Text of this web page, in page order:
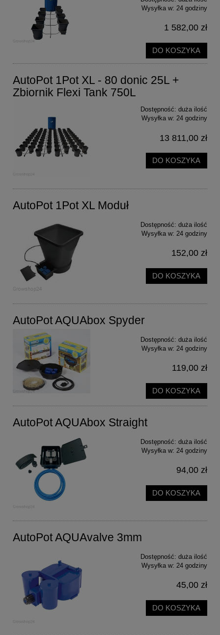
Wysyłka w: 24 godziny
1 582,00 zł
DO KOSZYKA
AutoPot 1Pot XL - 80 donic 25L +
Zbiornik Flexi Tank 750L
Dostępność: duża ilość
Wysyłka w: 24 godziny
13 811,00 zł
DO KOSZYKA
AutoPot 1Pot XL Moduł
Dostępność: duża ilość
Wysyłka w: 24 godziny
152,00 zł
DO KOSZYKA
AutoPot AQUAbox Spyder
Dostępność: duża ilość
Wysyłka w: 24 godziny
119,00 zł
DO KOSZYKA
AutoPot AQUAbox Straight
Dostępność: duża ilość
Wysyłka w: 24 godziny
94,00 zł
DO KOSZYKA
AutoPot AQUAvalve 3mm
Dostępność: duża ilość
Wysyłka w: 24 godziny
45,00 zł
DO KOSZYKA